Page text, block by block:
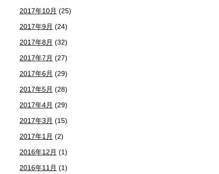
2017年10月 (25)
2017年9月 (24)
2017年8月 (32)
2017年7月 (27)
2017年6月 (29)
2017年5月 (28)
2017年4月 (29)
2017年3月 (15)
2017年1月 (2)
2016年12月 (1)
2016年11月 (1)